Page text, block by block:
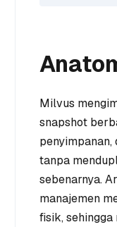
Milvus
snapshot
penyimpanan,
tanpa
sebenarnya.
manajemen
fisik,